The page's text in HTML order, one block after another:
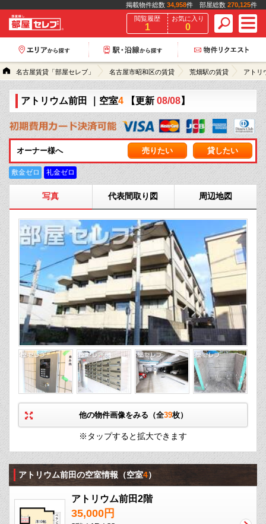
掲載物件総数 34,958件 部屋総数 270,125件
閲覧履歴
1
お気に入り
0
名古屋賃貸「部屋セレブ」 名古屋市昭和区の賃貸 荒畑駅の賃貸 アトリ
アトリウム前田 ｜空室4 【更新 08/08】
オーナー様へ 売りたい 貸したい
敷金ゼロ 礼金ゼロ
写真 代表間取り図 周辺地図
他の物件画像をみる（全39枚）
※タップすると拡大できます
アトリウム前田の空室情報 （空室4）
アトリウム前田2階
35,000円